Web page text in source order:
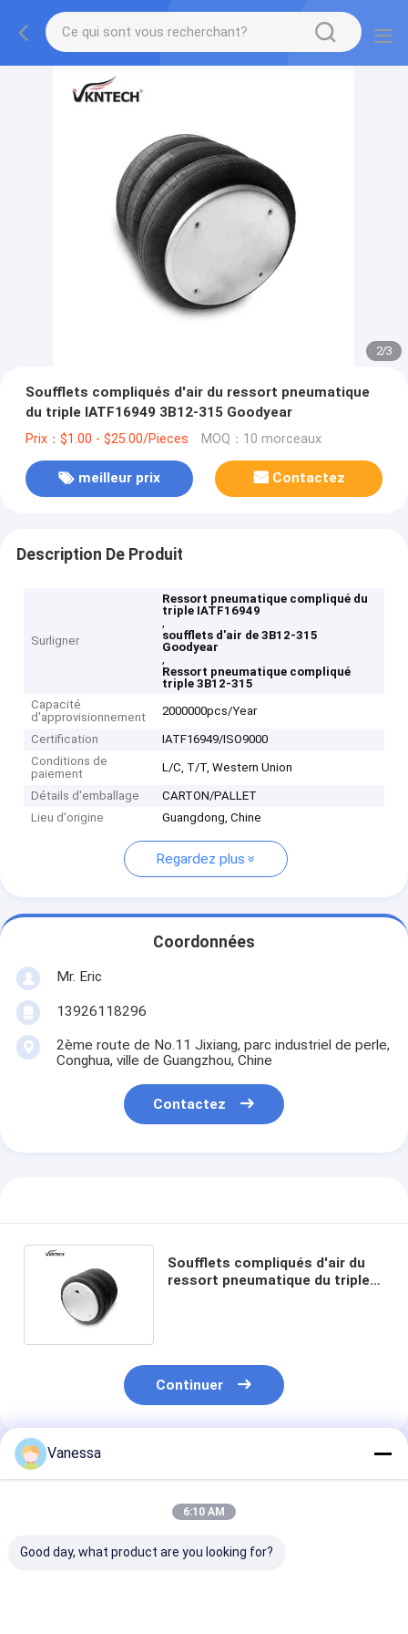
2/3
Soufflets compliqués d'air du ressort pneumatique
du triple IATF16949 3B12-315 Goodyear
Prix：$1.00 - $25.00/Pieces MOQ：10 morceaux
meilleur prix Contactez
Description De Produit
Surligner
Ressort pneumatique compliqué du
triple IATF16949
,
soufflets d'air de 3B12-315
Goodyear
,
Ressort pneumatique compliqué
triple 3B12-315
Capacité
d'approvisionnement
2000000pcs/Year
Certification
IATF16949/ISO9000
Conditions de
paiement
L/C, T/T, Western Union
Détails d'emballage
CARTON/PALLET
Lieu d'origine
Guangdong, Chine
Regardez plus
Coordonnées
Mr. Eric
13926118296
2ème route de No.11 Jixiang, parc industriel de perle,
Conghua, ville de Guangzhou, Chine
Contactez
Soufflets compliqués d'air du
ressort pneumatique du triple
Continuer
Produits Recommandés
Vanessa
6:10 AM
Good day, what product are you looking for?